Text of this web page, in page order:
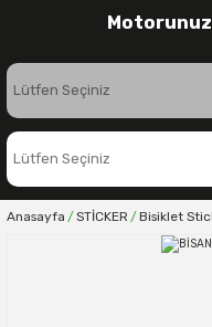
Anasayfa STİCKER Bisiklet